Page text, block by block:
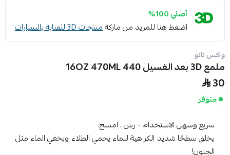
أصلي 100%
اضغط هنا للمزيد من ماركةمنتجات 3D للعناية بالسيارات
واكس نانو
ملمع 3D بعد الغسيل 440 16OZ 470ML
30
متوفر
سريع وسهل الاستخدام - رش ، امسح.
يخلق سطحًا شديد الكراهية للماء يحمي الطلاء ويخفي الماء مثل
الجنون!